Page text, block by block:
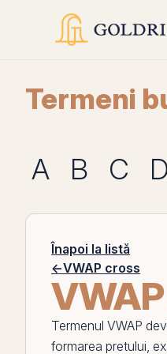
Termeni
A B C D
Înapoi la listă
←VWAP cross
Termenul VWAP
formarea pretului,